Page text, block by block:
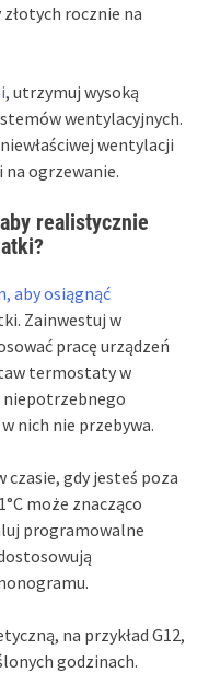
rocznie na
, utrzymuj wysoką
wentylacyjnych.
wentylacji
na ogrzewanie.
realistycznie
aby osiągnąć
Zainwestuj w
pracę urządzeń
termostaty w
niepotrzebnego
nich nie przebywa.
gdy jesteś poza
może znacząco
programowalne
na przykład G12,
godzinach.